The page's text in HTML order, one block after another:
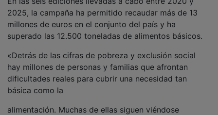
un llamamiento a la solidaridad de la ciudadanía, las
empresas y las instituciones, porque cada aportación,
por pequeña que sea, se transforma en ayuda
concreta y puede marcar una diferencia real en la vida
de muchas personas», ha declarado el presidente de la
FESBAL, Pedro Llorca.
PUBLICIDAD